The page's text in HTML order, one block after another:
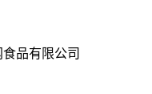
品有限公司